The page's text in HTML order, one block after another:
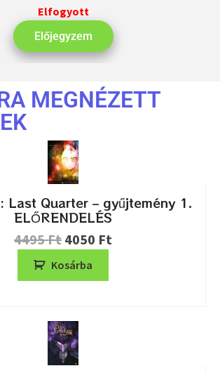
Elfogyott
Előjegyzem
MEGNÉZETT
Last Quarter – gyűjtemény 1.
ELŐRENDELÉS
4495Ft 4050 Ft
Kosárba